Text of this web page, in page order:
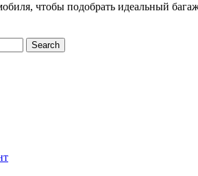
чтобы подобрать идеальный